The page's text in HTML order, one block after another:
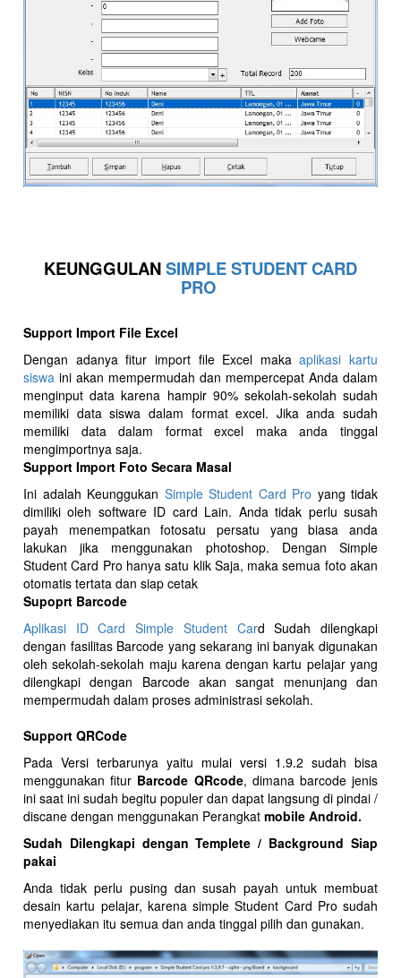
KEUNGGULANSIMPLE STUDENT CARD
PRO
Support Import File Excel
Dengan adanya fitur import file Excel makaaplikasi kartu
siswa ini akan mempermudah dan mempercepat Anda dalam
menginput data karena hampir 90% sekolah-sekolah sudah
memiliki data siswa dalam format excel. Jika anda sudah
memiliki data dalam format excel maka anda tinggal
mengimportnya saja.
Support Import Foto Secara Masal
Ini adalah Keunggukan Simple Student Card Pro yang tidak
dimiliki oleh software ID card Lain. Anda tidak perlu susah
payah menempatkan fotosatu persatu yang biasa anda
lakukan jika menggunakan photoshop. Dengan Simple
Student Card Pro hanya satu klik Saja, maka semua foto akan
otomatis tertata dan siap cetak
Supoprt Barcode
Aplikasi ID Card Simple Student Card Sudah dilengkapi
dengan fasilitas Barcode yang sekarang ini banyak digunakan
oleh sekolah-sekolah maju karena dengan kartu pelajar yang
dilengkapi dengan Barcode akan sangat menunjang dan
mempermudah dalam proses administrasi sekolah.
Support QRCode
Pada Versi terbarunya yaitu mulai versi 1.9.2 sudah bisa
menggunakan fitur Barcode QRcode, dimana barcode jenis
ini saat ini sudah begitu populer dan dapat langsung di pindai /
discane dengan menggunakan Perangkat mobile Android.
Sudah Dilengkapi dengan Templete / Background Siap
pakai
Anda tidak perlu pusing dan susah payah untuk membuat
desain kartu pelajar, karena simple Student Card Pro sudah
menyediakan itu semua dan anda tinggal pilih dan gunakan.